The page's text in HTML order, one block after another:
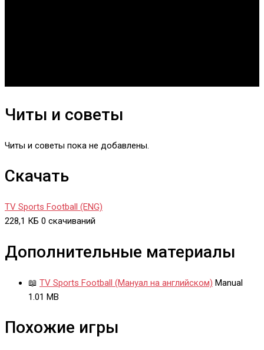
Читы и советы
Читы и советы пока не добавлены.
Скачать
TV Sports Football (ENG)
228,1 КБ 0 скачиваний
Дополнительные материалы
📖 TV Sports Football (Мануал на английском) Manual
1.01 MB
Похожие игры